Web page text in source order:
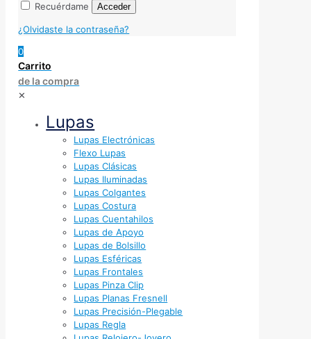
Recuérdame Acceder
¿Olvidaste la contraseña?
0
Carrito
de la compra
✕
Lupas
Lupas Electrónicas
Flexo Lupas
Lupas Clásicas
Lupas Iluminadas
Lupas Colgantes
Lupas Costura
Lupas Cuentahilos
Lupas de Apoyo
Lupas de Bolsillo
Lupas Esféricas
Lupas Frontales
Lupas Pinza Clip
Lupas Planas Fresnell
Lupas Precisión-Plegable
Lupas Regla